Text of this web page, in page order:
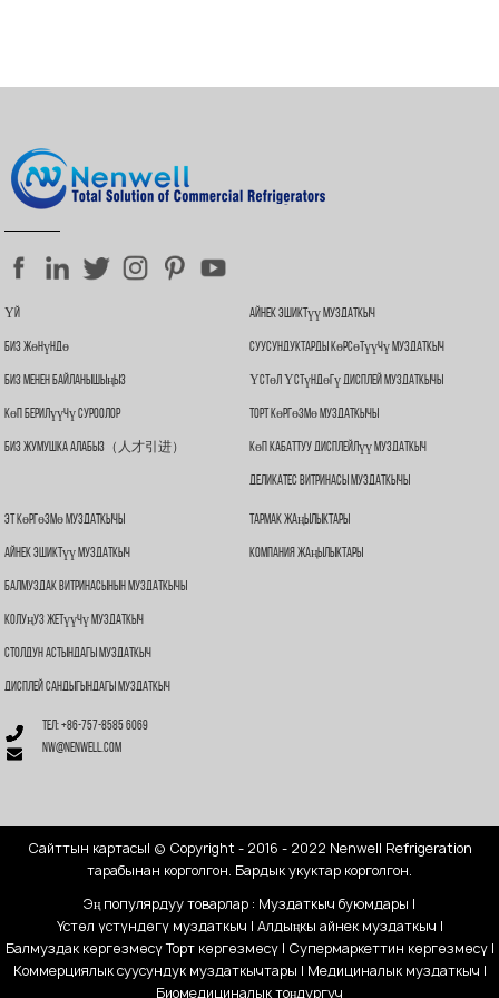
Үй
Биз Жөнүндө
Биз Менен Байланышыңыз
Көп Берилүүчү Суроолор
Биз Жумушка Алабыз（人才引进）
Айнек Эшиктүү Муздаткыч
Суусундуктарды Көрсөтүүчү Муздаткыч
Үстөл Үстүндөгү Дисплей Муздаткычы
Торт Көргөзмө Муздаткычы
Көп Кабаттуу Дисплейлүү Муздаткыч
Деликатес Витринасы Муздаткычы
Эт Көргөзмө Муздаткычы
Айнек Эшиктүү Муздаткыч
Балмуздак Витринасынын Муздаткычы
Колуңуз Жетүүчү Муздаткыч
Столдун Астындагы Муздаткыч
Дисплей Сандыгындагы Муздаткыч
Тармак Жаңылыктары
Компания Жаңылыктары
Тел: +86-757-8585 6069
nw@nenwell.com
Сайттын картасы| © Copyright - 2016 - 2022 Nenwell Refrigeration
тарабынан корголгон. Бардык укуктар корголгон.
Эң популярдуу товарлар : Муздаткыч буюмдары |
Үстөл үстүндөгү муздаткыч | Алдыңкы айнек муздаткыч |
Балмуздак көргөзмөсүТорт көргөзмөсү| Супермаркеттин көргөзмөсү|
Коммерциялык суусундук муздаткычтары | Медициналык муздаткыч |
Биомедициналык тоңдургуч